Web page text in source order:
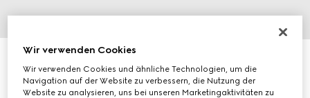
Kleine Schmuckablage mit Gucci Flora-Print
€ 420
Variantenmehrfarbiges Porzellan
Wir verwenden Cookies
Wir verwenden Cookies und ähnliche Technologien, um die
Navigation auf der Website zu verbessern, die Nutzung der
Website zu analysieren, uns bei unseren Marketingaktivitäten zu